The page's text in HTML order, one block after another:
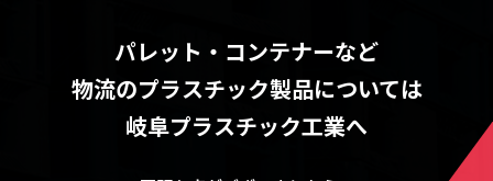
パレット・コンテナーなど
物流のプラスチック製品については
岐阜プラスチック工業へ